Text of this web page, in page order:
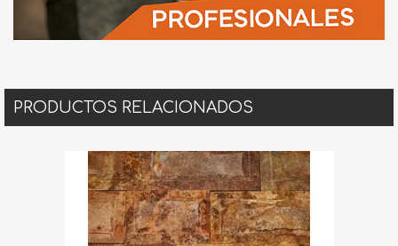
PRODUCTOS RELACIONADOS